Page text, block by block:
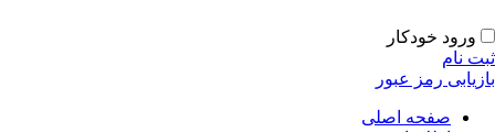
ورود خودکار
نام
رمز عبور
صفحه اصلی